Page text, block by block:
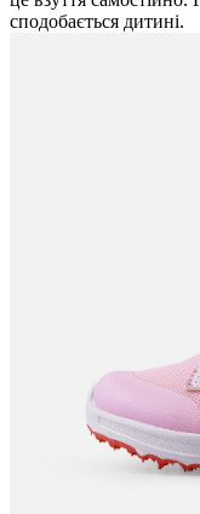
сподобається дитині.